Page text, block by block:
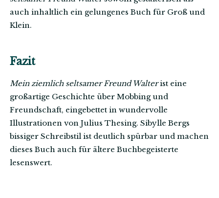
auch inhaltlich ein gelungenes Buch für Groß und
Klein.
Fazit
Mein ziemlich seltsamer Freund Walterist eine
großartige Geschichte über Mobbing und
Freundschaft, eingebettet in wundervolle
Illustrationen von Julius Thesing. Sibylle Bergs
bissiger Schreibstil ist deutlich spürbar und machen
dieses Buch auch für ältere Buchbegeisterte
lesenswert.